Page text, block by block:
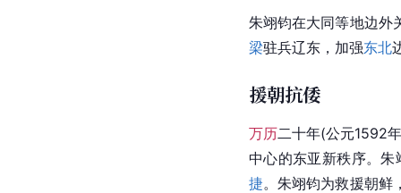
朱翊钧在大同等地边外
梁驻兵辽东，加强东北
援朝抗倭
万历二十年(公元1592
中心的东亚新秩序。
捷。朱翊钧为救援朝鲜